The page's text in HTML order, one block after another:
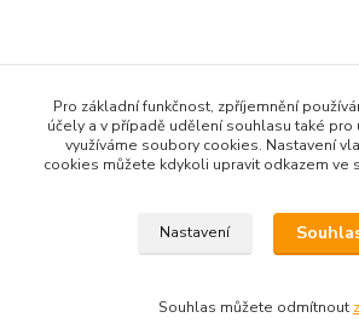
ZÁCLONKY / BORDURY
Bordury na přední okno
Pro základní funkčnost, zpříjemnění
účely a v případě udělení souhlasu také pro
využíváme soubory cookies. Nastavení
cookies můžete kdykoli upravit odkazem ve
Nastavení
Souhlas můžete odmítnout